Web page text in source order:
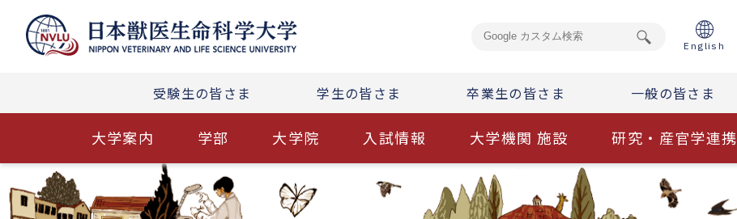
English
受験生の皆さま 学生の皆さま 卒業生の皆さま 一般の皆さま
大学案内 学部 大学院 入試情報 大学機関 施設 研究・産官学連携